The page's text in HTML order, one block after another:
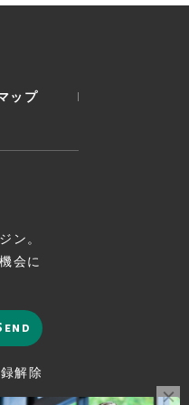
ップ
ン。
会に
解除